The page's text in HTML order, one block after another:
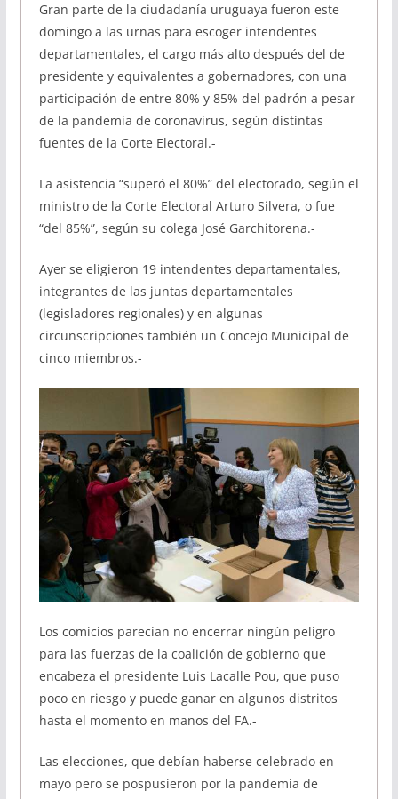
Gran parte de la ciudadanía uruguaya fueron este
domingo a las urnas para escoger intendentes
departamentales, el cargo más alto después del de
presidente y equivalentes a gobernadores, con una
participación de entre 80% y 85% del padrón a pesar
de la pandemia de coronavirus, según distintas
fuentes de la Corte Electoral.-
La asistencia “superó el 80%” del electorado, según el
ministro de la Corte Electoral Arturo Silvera, o fue
“del 85%”, según su colega José Garchitorena.-
Ayer se eligieron 19 intendentes departamentales,
integrantes de las juntas departamentales
(legisladores regionales) y en algunas
circunscripciones también un Concejo Municipal de
cinco miembros.-
Los comicios parecían no encerrar ningún peligro
para las fuerzas de la coalición de gobierno que
encabeza el presidente Luis Lacalle Pou, que puso
poco en riesgo y puede ganar en algunos distritos
hasta el momento en manos del FA.-
Las elecciones, que debían haberse celebrado en
mayo pero se pospusieron por la pandemia de